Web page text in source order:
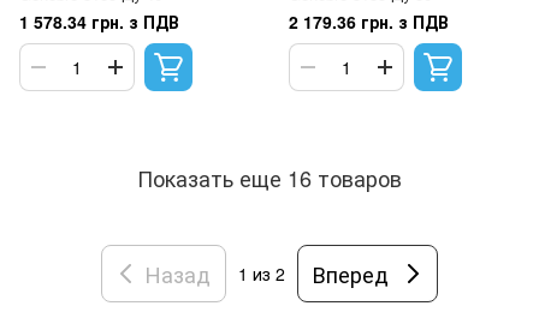
1 578.34 грн. з ПДВ 2 179.36 грн. з ПДВ
Показать еще 16 товаров
Назад 1 из 2 Вперед